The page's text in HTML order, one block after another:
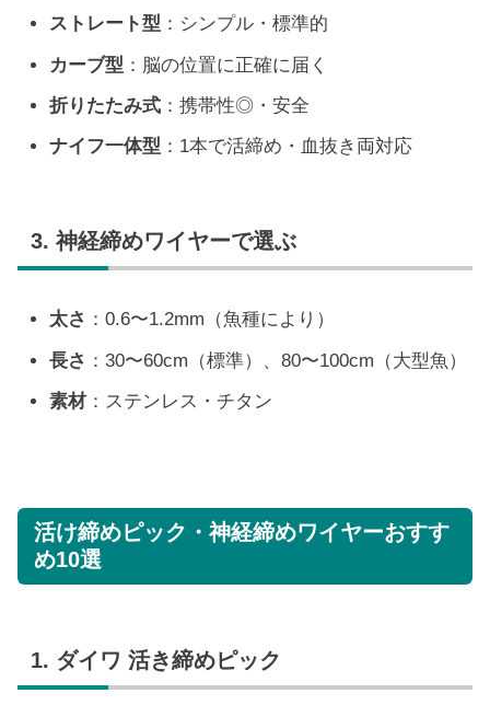
ストレート型 ：シンプル・標準的
カーブ型 ：脳の位置に正確に届く
折りたたみ式 ：携帯性◎・安全
ナイフ一体型 ：1本で活締め・血抜き両対応
3. 神経締めワイヤーで選ぶ
太さ ：0.6〜1.2mm（魚種により）
長さ ：30〜60cm（標準）、80〜100cm（大型魚）
素材：ステンレス・チタン
活け締めピック・神経締めワイヤーおすす
め10選
1. ダイワ 活き締めピック